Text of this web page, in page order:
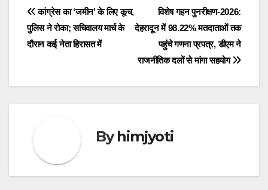
Post
navigation
विशेष गहन पुनरीक्षण-2026:
देहरादून में 98.22% मतदाताओं तक
पहुंचे गणना प्रपत्र, डीएम ने
राजनीतिक दलों से मांगा सहयोग
कांग्रेस का ‘जमीन’ के लिए कूच,
पुलिस ने रोका; सचिवालय मार्च के
दौरान कई नेता हिरासत में
Byhimjyoti